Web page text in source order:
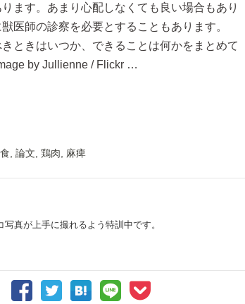
ます。あまり心配しなくても良い場合もあり
医師の診察を必要とすることもあります。
ときはいつか、できることは何かをまとめて
by Jullienne / Flickr …
論文 鶏肉 麻痺
真が上手に撮れるよう特訓中です。